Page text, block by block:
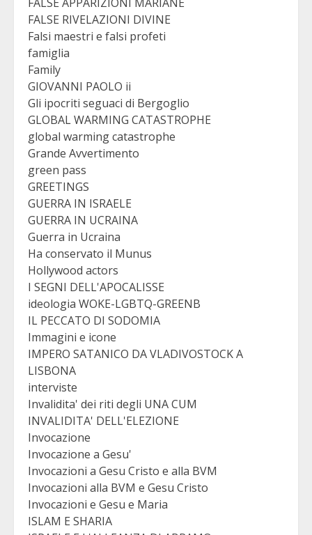
FALSE RIVELAZIONI DIVINE
Falsi maestri e falsi profeti
famiglia
Family
GIOVANNI PAOLO ii
Gli ipocriti seguaci di Bergoglio
GLOBAL WARMING CATASTROPHE
global warming catastrophe
Grande Avvertimento
green pass
GREETINGS
GUERRA IN ISRAELE
GUERRA IN UCRAINA
Guerra in Ucraina
Ha conservato il Munus
Hollywood actors
I SEGNI DELL'APOCALISSE
ideologia WOKE-LGBTQ-GREENB
IL PECCATO DI SODOMIA
Immagini e icone
IMPERO SATANICO DA VLADIVOSTOCK A
LISBONA
interviste
Invalidita' dei riti degli UNA CUM
INVALIDITA' DELL'ELEZIONE
Invocazione
Invocazione a Gesu'
Invocazioni a Gesu Cristo e alla BVM
Invocazioni alla BVM e Gesu Cristo
Invocazioni e Gesu e Maria
ISLAM E SHARIA